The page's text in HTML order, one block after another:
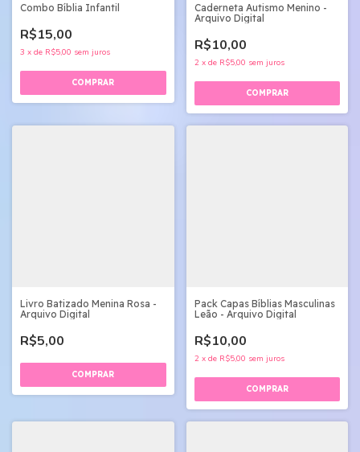
Combo Bíblia Infantil
R$15,00
3 x de R$5,00 sem juros
Caderneta Autismo Menino -
Arquivo Digital
R$10,00
2 x de R$5,00 sem juros
Livro Batizado Menina Rosa -
Arquivo Digital
R$5,00
Pack Capas Bíblias Masculinas
Leão - Arquivo Digital
R$10,00
2 x de R$5,00 sem juros